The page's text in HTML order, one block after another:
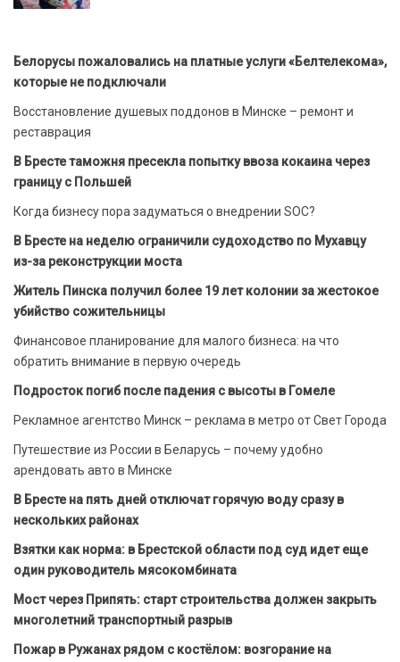
Белорусы пожаловались на платные услуги «Белтелекома»,
которые не подключали
Восстановление душевых поддонов в Минске – ремонт и
реставрация
В Бресте таможня пресекла попытку ввоза кокаина через
границу с Польшей
Когда бизнесу пора задуматься о внедрении SOC?
В Бресте на неделю ограничили судоходство по Мухавцу
из-за реконструкции моста
Житель Пинска получил более 19 лет колонии за жестокое
убийство сожительницы
Финансовое планирование для малого бизнеса: на что
обратить внимание в первую очередь
Подросток погиб после падения с высоты в Гомеле
Рекламное агентство Минск – реклама в метро от Свет Города
Путешествие из России в Беларусь – почему удобно
арендовать авто в Минске
В Бресте на пять дней отключат горячую воду сразу в
нескольких районах
Взятки как норма: в Брестской области под суд идет еще
один руководитель мясокомбината
Мост через Припять: старт строительства должен закрыть
многолетний транспортный разрыв
Пожар в Ружанах рядом с костёлом: возгорание на